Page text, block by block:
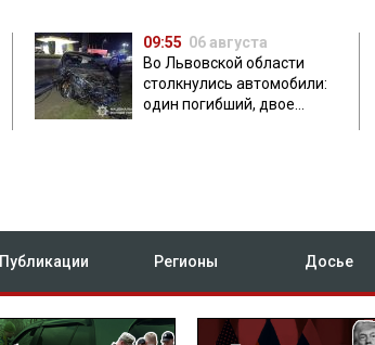
09:55 06 августа
Во Львовской области
столкнулись автомобили:
один погибший, двое
Публикации Регионы Досье